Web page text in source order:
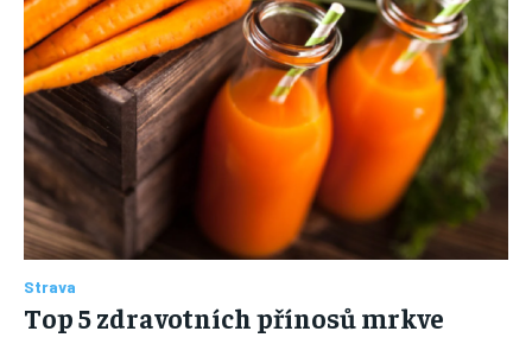
Strava
Top 5 zdravotních přínosů mrkve